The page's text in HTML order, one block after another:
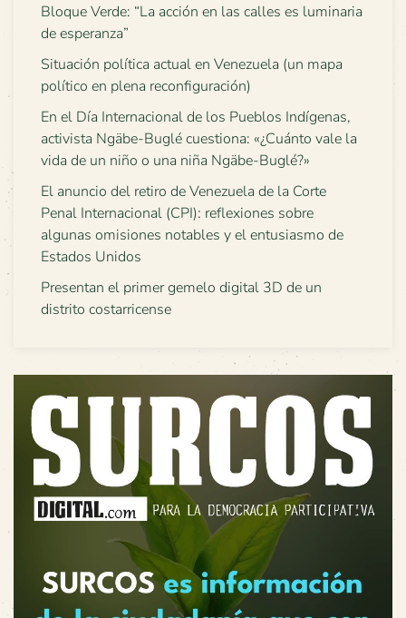
Bloque Verde: “La acción en las calles es luminaria
de esperanza”
Situación política actual en Venezuela (un mapa
político en plena reconfiguración)
En el Día Internacional de los Pueblos Indígenas,
activista Ngäbe-Buglé cuestiona: «¿Cuánto vale la
vida de un niño o una niña Ngäbe-Buglé?»
El anuncio del retiro de Venezuela de la Corte
Penal Internacional (CPI): reflexiones sobre
algunas omisiones notables y el entusiasmo de
Estados Unidos
Presentan el primer gemelo digital 3D de un
distrito costarricense